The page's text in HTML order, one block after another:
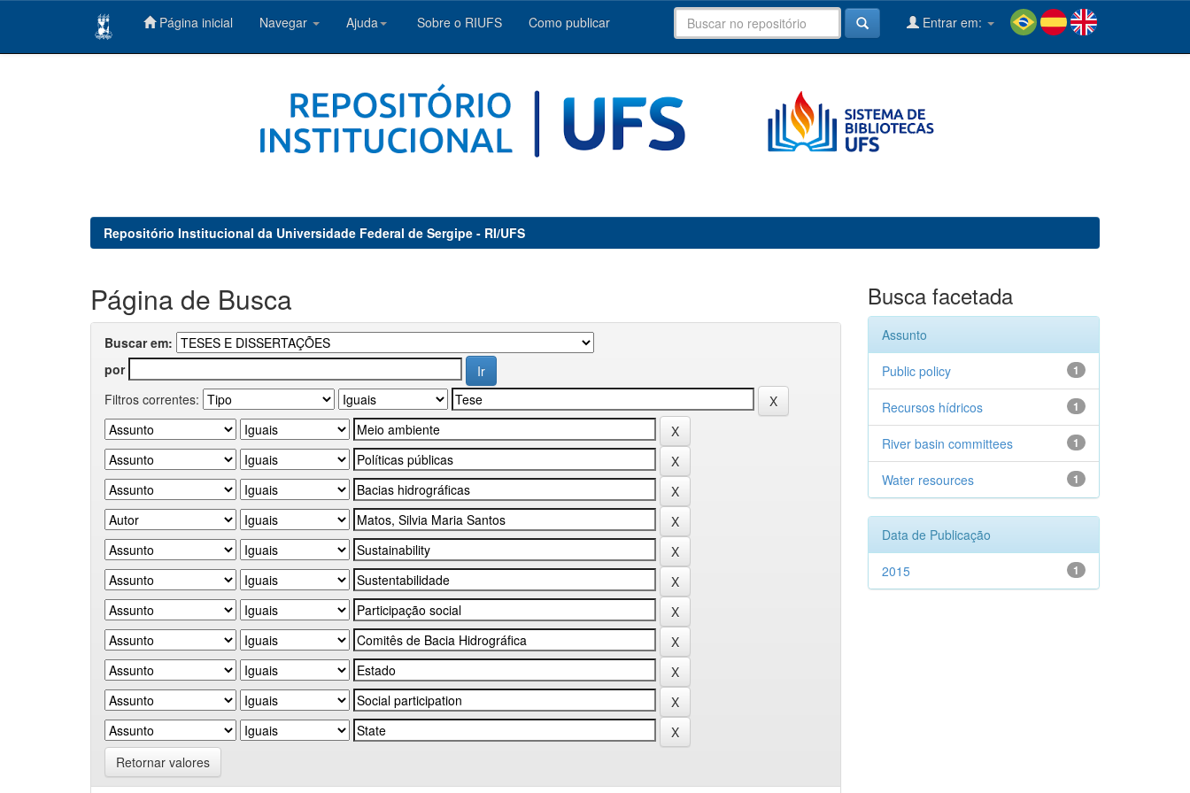
Página inicial Navegar Ajuda Sobre o RIUFS Como publicar Entrar em:
Repositório Institucional da Universidade Federal de Sergipe - RI/UFS
Página de Busca
Buscar em:
por
Filtros correntes:
Retornar valores
Busca facetada
Assunto
1
Public policy
1
Recursos hídricos
1
River basin committees
1
Water resources
Data de Publicação
1
2015